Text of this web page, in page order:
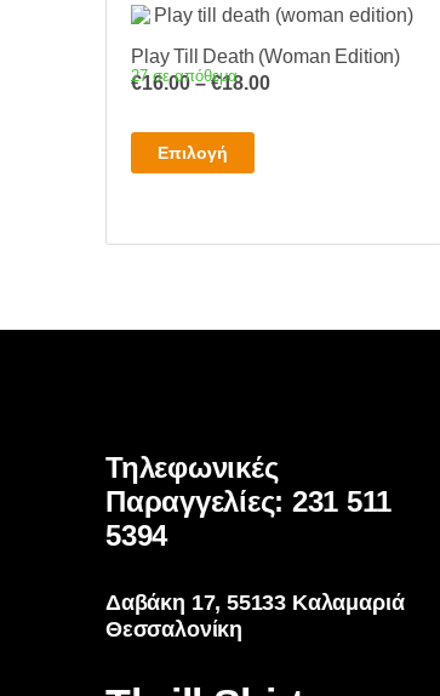
Play Till Death (Woman Edition)
€16.00 – €18.00Price
27 σε απόθεμα
Επιλογή
το
στη
σελίδα
του
Τηλεφωνικές
Παραγγελίες: 231 511
5394
Δαβάκη 17, 55133 Καλαμαριά
Θεσσαλονίκη